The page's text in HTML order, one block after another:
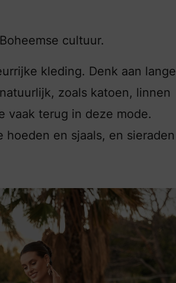
cultuur.
kleding. Denk aan lange
zoals katoen, linnen
vaak terug in deze mode.
en sjaals, en sieraden